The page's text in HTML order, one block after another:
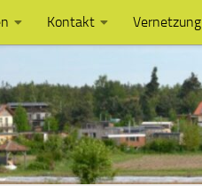
Kontakt Vernetzung